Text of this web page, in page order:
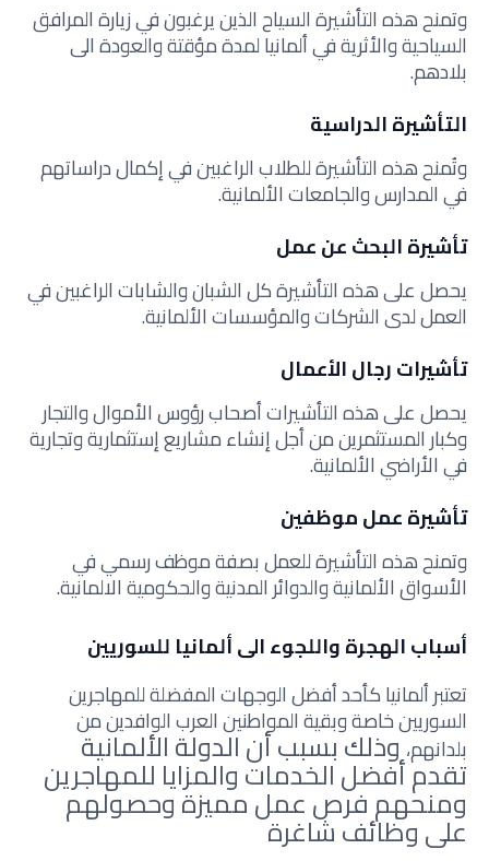
وتمنح هذه التأشيرة السياح الذين يرغبون في زيارة المرافق
السياحية والأثرية في ألمانيا لمدة مؤقتة والعودة الى
بلادهم.
التأشيرة الدراسية
وتُمنح هذه التأشيرة للطلاب الراغبين في إكمال دراساتهم
في المدارس والجامعات الألمانية.
تأشيرة البحث عن عمل
يحصل على هذه التأشيرة كل الشبان والشابات الراغبين في
العمل لدى الشركات والمؤسسات الألمانية.
تأشيرات رجال الأعمال
يحصل على هذه التأشيرات أصحاب رؤوس الأموال والتجار
وكبار المستثمرين من أجل إنشاء مشاريع إستثمارية وتجارية
في الأراضي الألمانية.
تأشيرة عمل موظفين
وتمنح هذه التأشيرة للعمل بصفة موظف رسمي في
الأسواق الألمانية والدوائر المدنية والحكومية الالمانية.
أسباب الهجرة واللجوء الى ألمانيا للسوريين
تعتبر ألمانيا كأحد أفضل الوجهات المفضلة للمهاجرين
السوريين خاصة وبقية المواطنين العرب الوافدين من
بلدانهم،وذلك بسبب أن الدولة الألمانية
تقدم أفضل الخدمات والمزايا للمهاجرين
ومنحهم فرص عمل مميزة وحصولهم
على وظائف شاغرة